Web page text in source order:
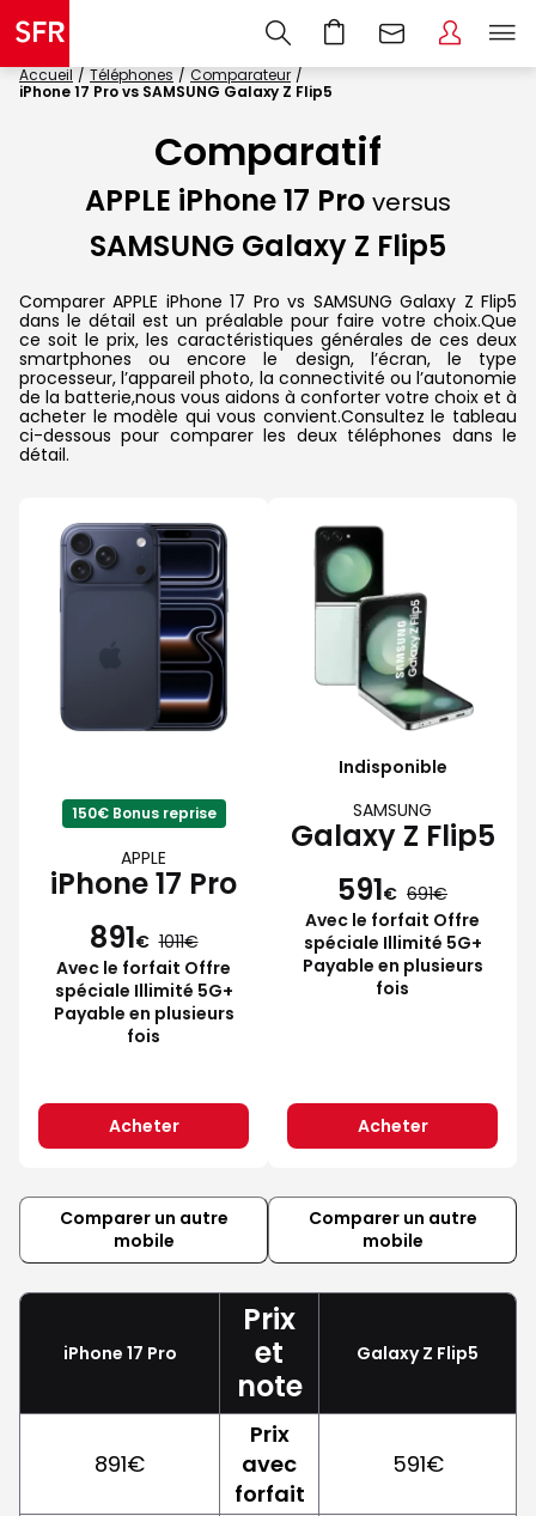
Accueil Téléphones
Comparateur
iPhone 17 Pro vs SAMSUNG Galaxy Z Flip5
Comparatif
APPLE iPhone 17 Pro versus
SAMSUNG Galaxy Z Flip5
Comparer APPLE iPhone 17 Pro vs SAMSUNG Galaxy Z Flip5
dans le détail est un préalable pour faire votre choix.Que
ce soit le prix, les caractéristiques générales de ces deux
smartphones ou encore le design, l’écran, le type
processeur, l’appareil photo, la connectivité ou l’autonomie
de la batterie,nous vous aidons à conforter votre choix et à
acheter le modèle qui vous convient.Consultez le tableau
ci-dessous pour comparer les deux téléphones dans le
détail.
150€ Bonus reprise
APPLE
iPhone 17 Pro
891€ 1011
Avec le forfait Offre
spéciale Illimité 5G+
Payable en plusieurs
fois
Acheter
Indisponible
SAMSUNG
Galaxy Z Flip5
591€ 691
Avec le forfait Offre
spéciale Illimité 5G+
Payable en plusieurs
fois
Acheter
Comparer un autre
mobile
Comparer un autre
mobile
iPhone 17 Pro
Prix
et
note
Galaxy Z Flip5
891€
Prix
avec
forfait
591€